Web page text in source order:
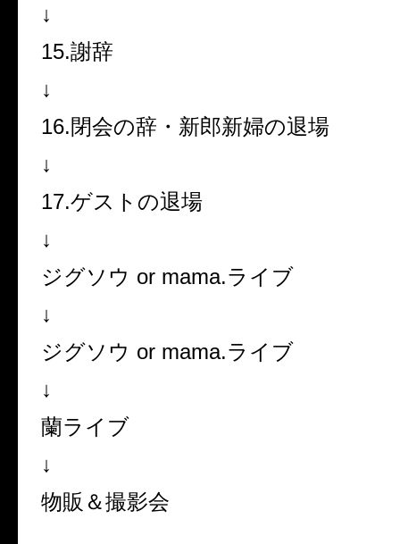
↓
15.謝辞
↓
16.閉会の辞・新郎新婦の退場
↓
17.ゲストの退場
↓
ジグソウ or mama.ライブ
↓
ジグソウ or mama.ライブ
↓
蘭ライブ
↓
物販＆撮影会